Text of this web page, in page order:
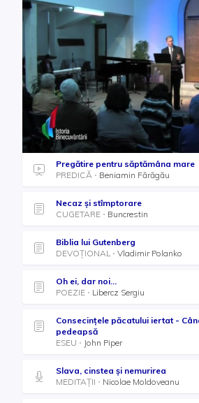
Pregătire pentru săptămâna mare
PREDICĂ
Beniamin Fărăgău
Necaz şi stîmptorare
CUGETARE
Buncrestin
Biblia lui Gutenberg
DEVOȚIONAL
Vladimir Polanko
Oh ei, dar noi…
POEZIE
Libercz Sergiu
Consecințele păcatului iertat -
pedeapsă
ESEU
John Piper
Slava, cinstea și nemurirea
MEDITAȚII
Nicolae Moldoveanu